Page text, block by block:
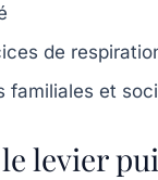
de
familiales et
levier